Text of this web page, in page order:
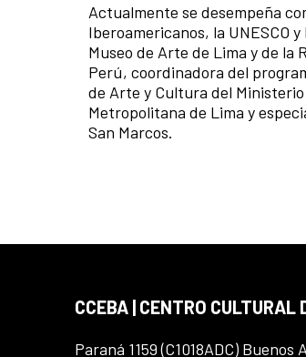
Actualmente se desempeña
Iberoamericanos, la UNESCO
Museo de Arte de Lima y de la
Perú, coordinadora del
de Arte y Cultura del
Metropolitana de Lima y
San Marcos.
CCEBA | CENTRO CULTURAL
Paraná 1159 (C1018ADC) Buenos